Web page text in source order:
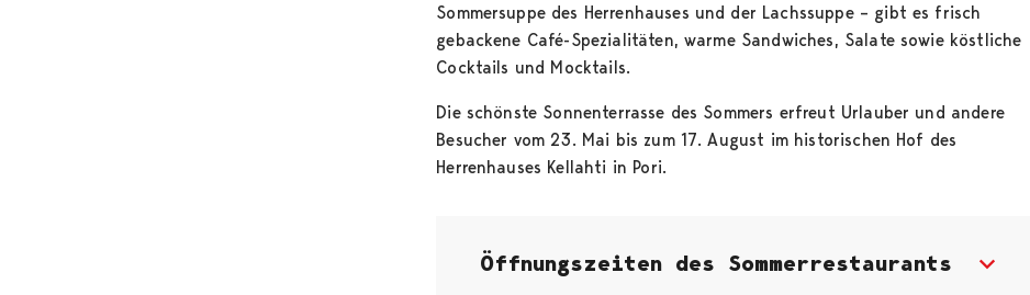
Sommersuppe des Herrenhauses und der Lachssuppe – gibt es frisch
gebackene Café-Spezialitäten, warme Sandwiches, Salate sowie köstliche
Cocktails und Mocktails.
Die schönste Sonnenterrasse des Sommers erfreut Urlauber und andere
Besucher vom 23. Mai bis zum 17. August im historischen Hof des
Herrenhauses Kellahti in Pori.
Öffnungszeiten des Sommerrestaurants